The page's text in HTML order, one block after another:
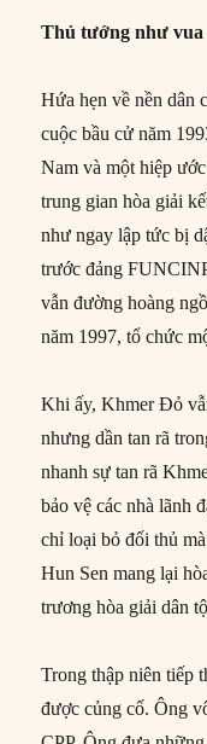
Thủ tướng như vua
Hứa hẹn về nền dân
cuộc bầu cử năm
Nam và một hiệp
trung gian hòa giải
như ngay lập tức bị
trước đảng
vẫn đường hoàng
năm 1997, tổ chức
Khi ấy, Khmer Đỏ
nhưng dần tan rã
nhanh sự tan rã
bảo vệ các nhà lãnh
chỉ loại bỏ đối thủ
Hun Sen mang lại
trương hòa giải dân
Trong thập niên tiếp
được củng cố. Ông